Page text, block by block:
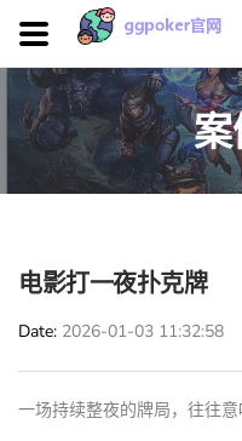
电影打一夜扑克牌
Date 2026-01-03 11:32:58
一场持续整夜的牌局，往往意